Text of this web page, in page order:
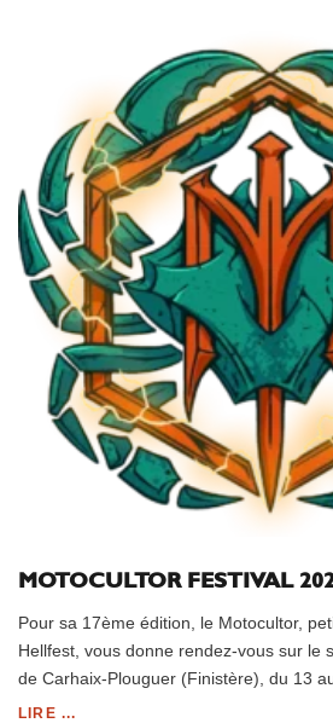
MOTOCULTOR FESTIVAL
Pour sa 17ème édition, le Motocultor,
Hellfest, vous donne rendez-vous sur le
de Carhaix-Plouguer (Finistère), du 13
LIRE ...